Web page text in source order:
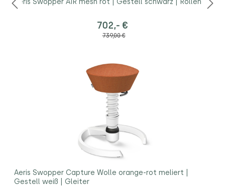
702,- €
739,00 €
Aeris Swopper Capture Wolle orange-rot meliert |
Gestell weiß | Gleiter